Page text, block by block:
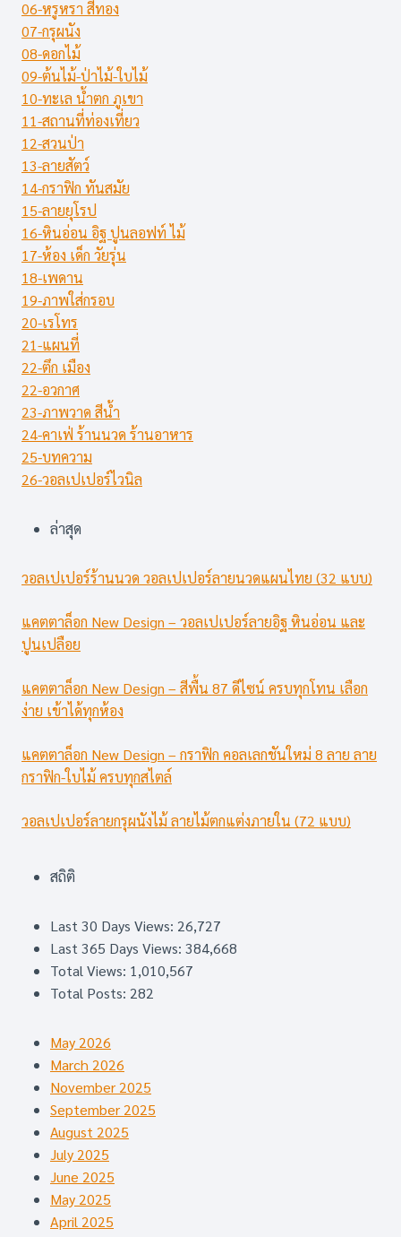
06-หรูหรา สีทอง
07-กรุผนัง
08-ดอกไม้
09-ต้นไม้-ป่าไม้-ใบไม้
10-ทะเล น้ำตก ภูเขา
11-สถานที่ท่องเที่ยว
12-สวนป่า
13-ลายสัตว์
14-กราฟิก ทันสมัย
15-ลายยุโรป
16-หินอ่อน อิฐ ปูนลอฟท์ ไม้
17-ห้อง เด็ก วัยรุ่น
18-เพดาน
19-ภาพใส่กรอบ
20-เรโทร
21-แผนที่
22-ตึก เมือง
22-อวกาศ
23-ภาพวาด สีน้ำ
24-คาเฟ่ ร้านนวด ร้านอาหาร
25-บทความ
26-วอลเปเปอร์ไวนิล
ล่าสุด
วอลเปเปอร์ร้านนวด วอลเปเปอร์ลายนวดแผนไทย (32 แบบ)
แคตตาล็อก New Design – วอลเปเปอร์ลายอิฐ หินอ่อน และ
ปูนเปลือย
แคตตาล็อก New Design – สีพื้น 87 ดีไซน์ ครบทุกโทน เลือก
ง่าย เข้าได้ทุกห้อง
แคตตาล็อก New Design – กราฟิก คอลเลกชันใหม่ 8 ลาย ลาย
กราฟิก-ใบไม้ ครบทุกสไตล์
วอลเปเปอร์ลายกรุผนังไม้ ลายไม้ตกแต่งภายใน (72 แบบ)
สถิติ
Last 30 Days Views: 26,727
Last 365 Days Views: 384,668
Total Views: 1,010,567
Total Posts: 282
May 2026
March 2026
November 2025
September 2025
August 2025
July 2025
June 2025
May 2025
April 2025